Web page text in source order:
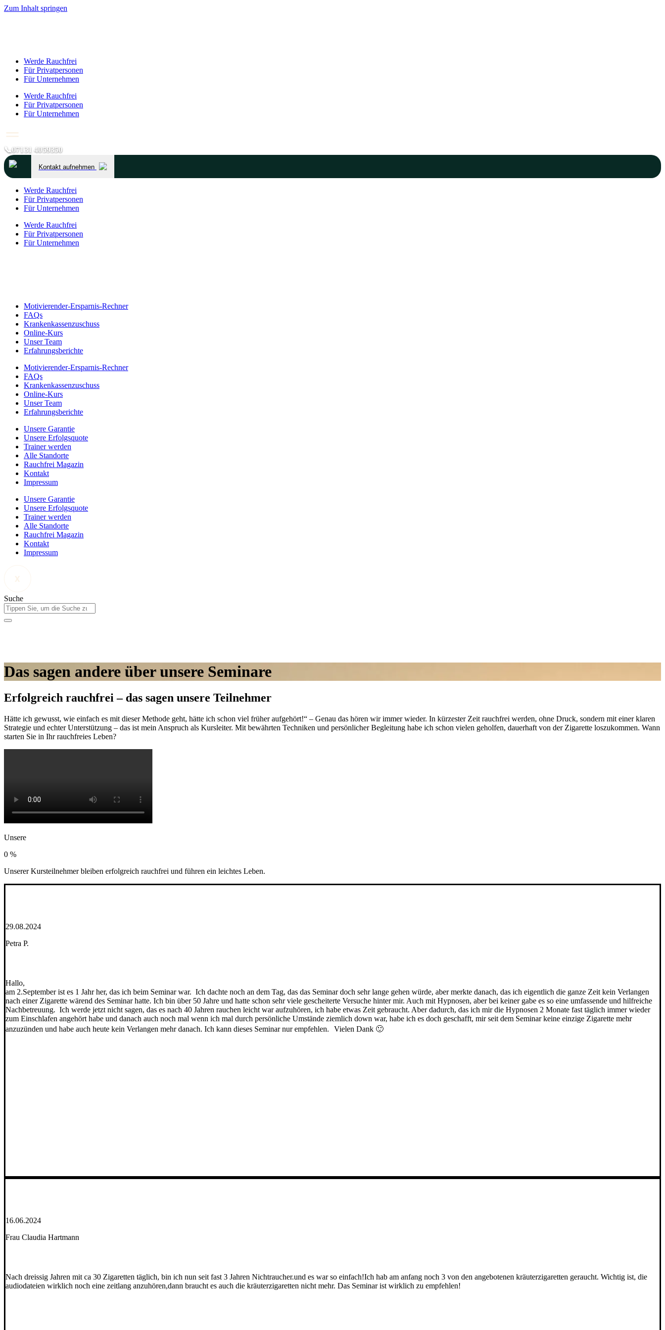
Zum Inhalt springen
Werde Rauchfrei
Für Privatpersonen
Für Unternehmen
Werde Rauchfrei
Für Privatpersonen
Für Unternehmen
📞07131 4059350
Kontakt aufnehmen
Werde Rauchfrei
Für Privatpersonen
Für Unternehmen
Werde Rauchfrei
Für Privatpersonen
Für Unternehmen
Motivierender-Ersparnis-Rechner
FAQs
Krankenkassenzuschuss
Online-Kurs
Unser Team
Erfahrungsberichte
Motivierender-Ersparnis-Rechner
FAQs
Krankenkassenzuschuss
Online-Kurs
Unser Team
Erfahrungsberichte
Unsere Garantie
Unsere Erfolgsquote
Trainer werden
Alle Standorte
Rauchfrei Magazin
Kontakt
Impressum
Unsere Garantie
Unsere Erfolgsquote
Trainer werden
Alle Standorte
Rauchfrei Magazin
Kontakt
Impressum
Suche
Das sagen andere über unsere Seminare
Erfolgreich rauchfrei – das sagen unsere Teilnehmer
Hätte ich gewusst, wie einfach es mit dieser Methode geht, hätte ich schon viel früher aufgehört!“ – Genau das hören wir immer wieder. In kürzester Zeit rauchfrei werden, ohne Druck, sondern mit einer klaren
Strategie und echter Unterstützung – das ist mein Anspruch als Kursleiter. Mit bewährten Techniken und persönlicher Begleitung habe ich schon vielen geholfen, dauerhaft von der Zigarette loszukommen. Wann
starten Sie in Ihr rauchfreies Leben?
Unsere
0 %
Unserer Kursteilnehmer bleiben erfolgreich rauchfrei und führen ein leichtes Leben.
29.08.2024
Petra P.
Hallo,
am 2.September ist es 1 Jahr her, das ich beim Seminar war. Ich dachte noch an dem Tag, das das Seminar doch sehr lange gehen würde, aber merkte danach, das ich eigentlich die ganze Zeit kein Verlangen
nach einer Zigarette wärend des Seminar hatte. Ich bin über 50 Jahre und hatte schon sehr viele gescheiterte Versuche hinter mir. Auch mit Hypnosen, aber bei keiner gabe es so eine umfassende und hilfreiche
Nachbetreuung. Ich werde jetzt nicht sagen, das es nach 40 Jahren rauchen leicht war aufzuhören, ich habe etwas Zeit gebraucht. Aber dadurch, das ich mir die Hypnosen 2 Monate fast täglich immer wieder
zum Einschlafen angehört habe und danach auch noch mal wenn ich mal durch persönliche Umstände ziemlich down war, habe ich es doch geschafft, mir seit dem Seminar keine einzige Zigarette mehr
anzuzünden und habe auch heute kein Verlangen mehr danach. Ich kann dieses Seminar nur empfehlen. Vielen Dank 🙂
16.06.2024
Frau Claudia Hartmann
Nach dreissig Jahren mit ca 30 Zigaretten täglich, bin ich nun seit fast 3 Jahren Nichtraucher.und es war so einfach!Ich hab am anfang noch 3 von den angebotenen kräuterzigaretten geraucht. Wichtig ist, die
audiodateien wirklich noch eine zeitlang anzuhören,dann braucht es auch die kräuterzigaretten nicht mehr. Das Seminar ist wirklich zu empfehlen!